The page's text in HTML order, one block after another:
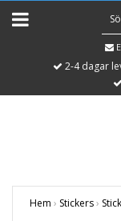
2-4 dagar
Hem › Stickers›